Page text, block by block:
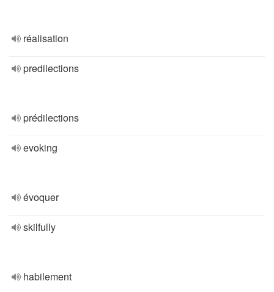
réalisation
predilections
prédilections
evoking
évoquer
skilfully
habilement